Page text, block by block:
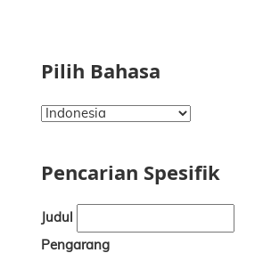
Pilih Bahasa
Pencarian Spesifik
Judul
Pengarang